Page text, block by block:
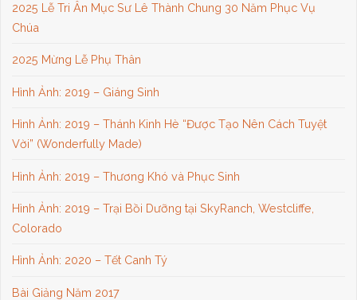
2025 Lễ Tri Ân Mục Sư Lê Thành Chung 30 Năm Phục Vụ
Chúa
2025 Mừng Lễ Phụ Thân
Hình Ảnh: 2019 – Giáng Sinh
Hình Ảnh: 2019 – Thánh Kinh Hè “Được Tạo Nên Cách Tuyệt
Vời” (Wonderfully Made)
Hình Ảnh: 2019 – Thương Khó và Phục Sinh
Hình Ảnh: 2019 – Trại Bồi Dưỡng tại SkyRanch, Westcliffe,
Colorado
Hình Ảnh: 2020 – Tết Canh Tý
Bài Giảng Năm 2017